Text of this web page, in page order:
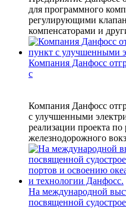
для программного
регулирующими
компенсаторами и
Компания Данфосс
с
Компания Данфосс
с улучшенными
реализации проекта по
железнодорожного
На международной
посвященной